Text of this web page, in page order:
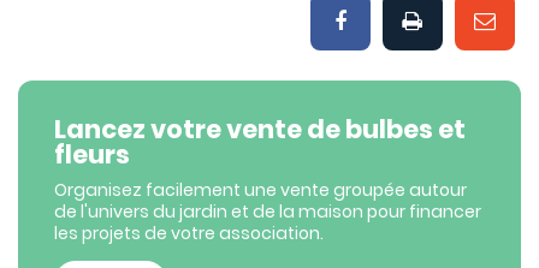
Lancez votre vente de bulbes et
fleurs
Organisez facilement une vente groupée autour
de l'univers du jardin et de la maison pour financer
les projets de votre association.